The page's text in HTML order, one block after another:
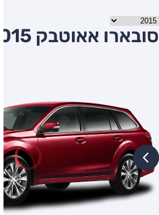
סובארו אאוטבק 2015 יד שניה